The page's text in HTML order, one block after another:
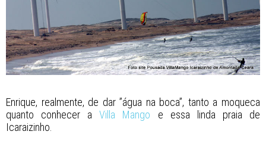
Enrique, realmente, de dar ”água na boca”, tanto a moqueca
quanto conhecer aVilla Mango e essa linda praia de
Icaraizinho.